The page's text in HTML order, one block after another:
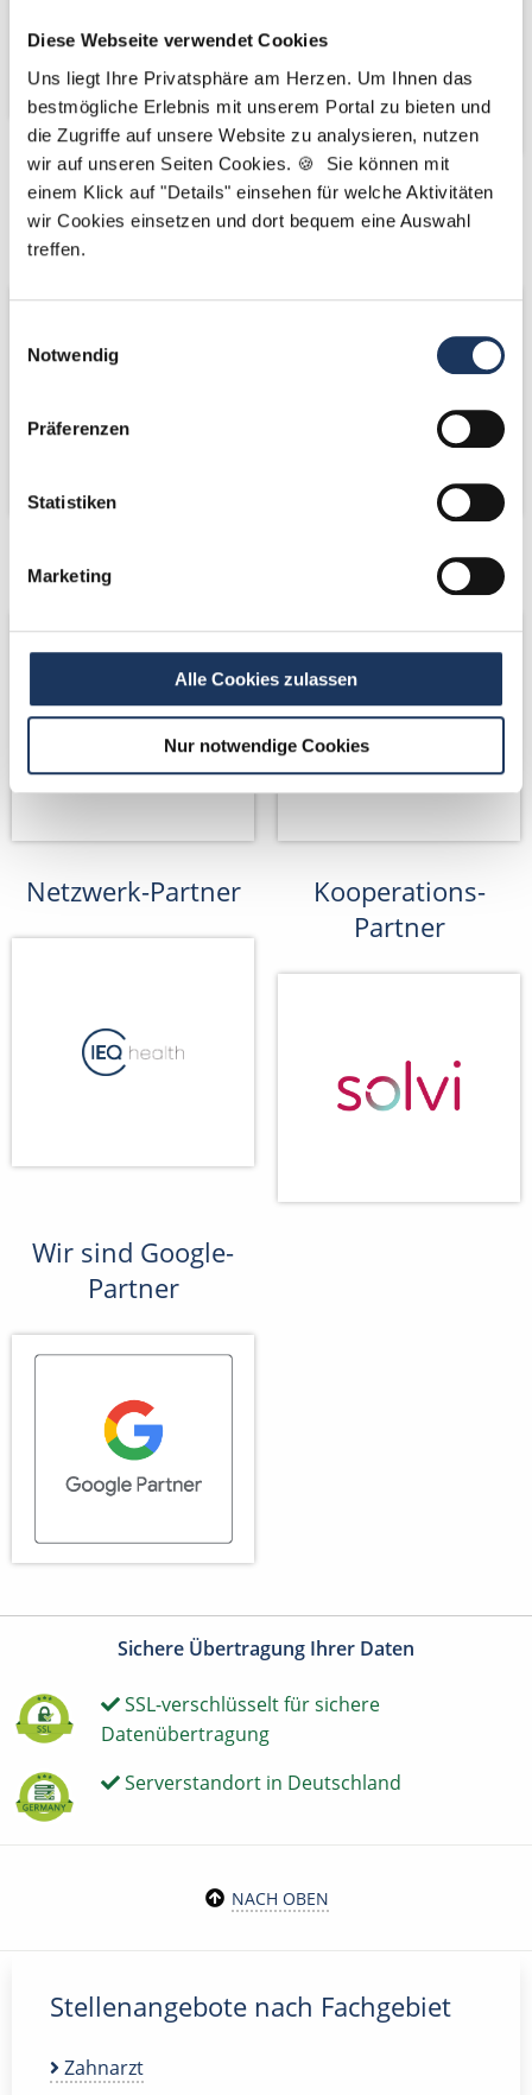
Diese Webseite verwendet Cookies
Uns liegt Ihre Privatsphäre am Herzen. Um Ihnen das
bestmögliche Erlebnis mit unserem Portal zu bieten und
die Zugriffe auf unsere Website zu analysieren, nutzen
wir auf unseren Seiten Cookies. 🍪 Sie können mit
einem Klick auf "Details" einsehen für welche Aktivitäten
wir Cookies einsetzen und dort bequem eine Auswahl
treffen.
Notwendig
Präferenzen
Statistiken
Marketing
Alle Cookies zulassen
Nur notwendige Cookies
Kooperations-
Kooperations-
Netzwerk-Partner Netzwerk-Partner
Netzwerk-Partner
Kooperations-
Partner
Wir sind Google-
Partner
Sichere Übertragung Ihrer Daten
SSL-verschlüsselt für sichere
Datenübertragung
Serverstandort in Deutschland
NACH OBEN
Stellenangebote nach Fachgebiet
Zahnarzt